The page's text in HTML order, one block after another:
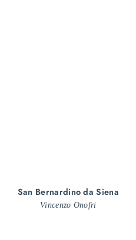
San Bernardino da Siena
Vincenzo Onofri